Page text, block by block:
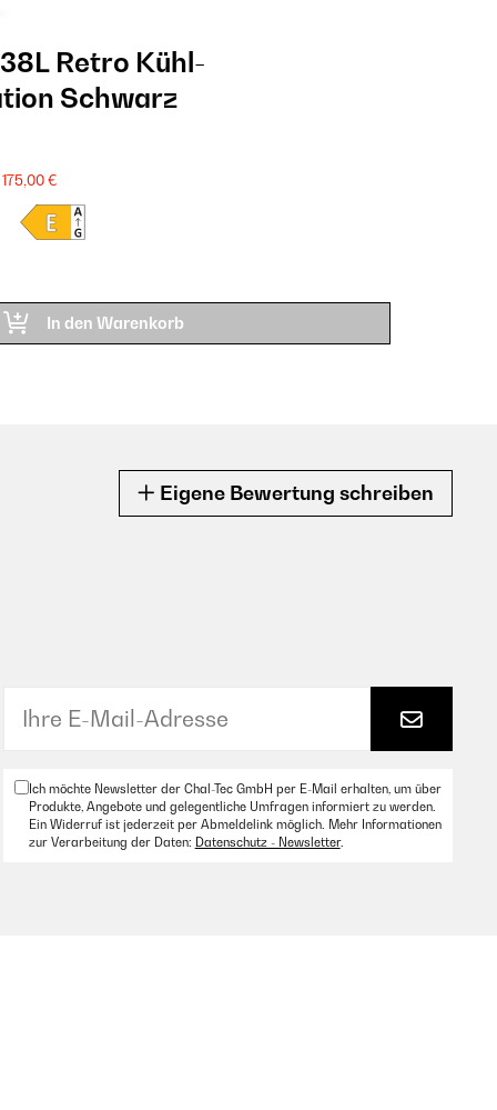
Retro Kühl-
Schwarz
175,00 €
In den Warenkorb
Eigene Bewertung schreiben
Ich möchte Newsletter der Chal-Tec GmbH per E-Mail erhalten, um über
Produkte, Angebote und gelegentliche Umfragen informiert zu werden.
Ein Widerruf ist jederzeit per Abmeldelink möglich. Mehr Informationen
zur Verarbeitung der Daten: Datenschutz - Newsletter.